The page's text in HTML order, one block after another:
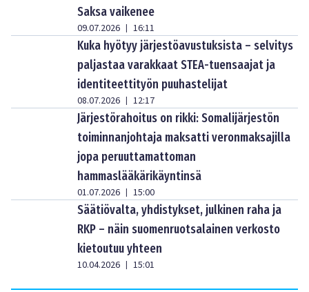
Saksa vaikenee
09.07.2026 | 16:11
Kuka hyötyy järjestöavustuksista – selvitys
paljastaa varakkaat STEA-tuensaajat ja
identiteettityön puuhastelijat
08.07.2026 | 12:17
Järjestörahoitus on rikki: Somalijärjestön
toiminnanjohtaja maksatti veronmaksajilla
jopa peruuttamattoman
hammaslääkärikäyntinsä
01.07.2026 | 15:00
Säätiövalta, yhdistykset, julkinen raha ja
RKP – näin suomenruotsalainen verkosto
kietoutuu yhteen
10.04.2026 | 15:01